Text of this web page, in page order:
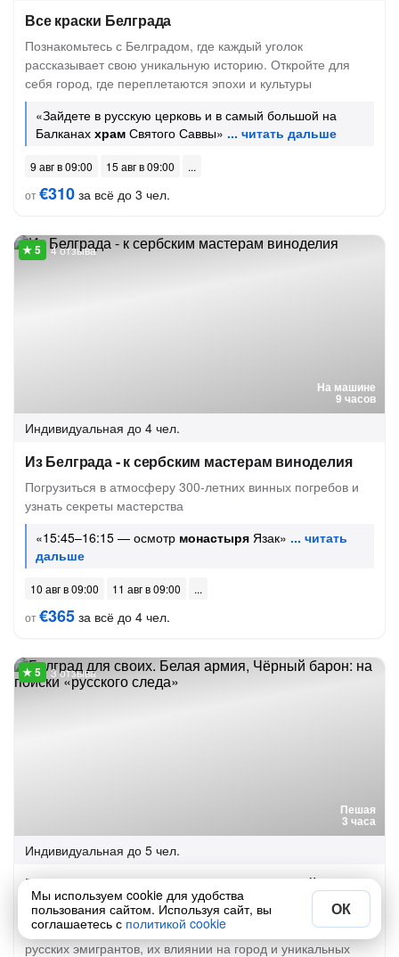
Все краски Белграда
Познакомьтесь с Белградом, где каждый уголок
рассказывает свою уникальную историю. Откройте для
себя город, где переплетаются эпохи и культуры
«Зайдете в русскую церковь и в самый большой на
Балканах храм Святого Саввы»
9 авг в 09:00
15 авг в 09:00
от€310 за всё до 3 чел.
На машине
9 часов
4 отзыва
Индивидуальная до 4 чел.
Из Белграда - к сербским мастерам виноделия
Погрузиться в атмосферу 300-летних винных погребов и
узнать секреты мастерства
«15:45–16:15 — осмотр монастыря Язак»
10 авг в 09:00
11 авг в 09:00
от€365 за всё до 4 чел.
Пешая
3 часа
3 отзыва
Индивидуальная до 5 чел.
Белград для своих. Белая армия, Чёрный барон:
на поиски «русского следа»
Индивидуальная экскурсия по Белграду: узнайте о жизни
русских эмигрантов, их влиянии на город и уникальных
Мы используем cookie для удобства
пользования сайтом. Используя сайт, вы
соглашаетесь с политикой cookie
ОК